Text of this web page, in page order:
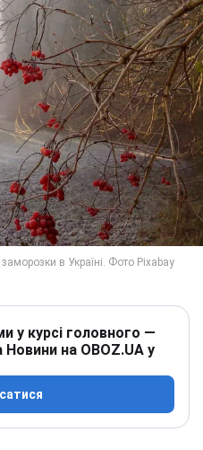
у курсі головного —
Новини на OBOZ.UA у